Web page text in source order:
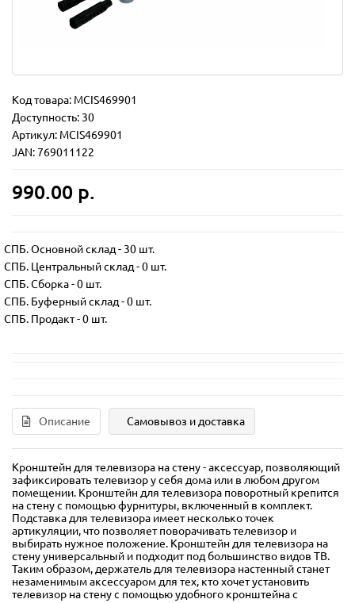
Код товара: MCIS469901
Доступность: 30
Артикул: MCIS469901
JAN: 769011122
990.00 р.
СПБ. Основной склад- 30 шт.
СПБ. Центральный склад-0 шт.
СПБ. Сборка-0 шт.
СПБ. Буферный склад-0 шт.
СПБ. Продакт-0 шт.
Описание Самовывоз и доставка
Кронштейн для телевизора на стену - аксессуар, позволяющий
зафиксировать телевизор у себя дома или в любом другом
помещении. Кронштейн для телевизора поворотный крепится
на стену с помощью фурнитуры, включенный в комплект.
Подставка для телевизора имеет несколько точек
артикуляции, что позволяет поворачивать телевизор и
выбирать нужное положение. Кронштейн для телевизора на
стену универсальный и подходит под большинство видов ТВ.
Таким образом, держатель для телевизора настенный станет
незаменимым аксессуаром для тех, кто хочет установить
телевизор на стену с помощью удобного кронштейна с